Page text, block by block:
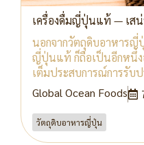
เครื่องดื่มญี่ปุ่นแท้ — เส
นอกจากวัตถุดิบอาหารญี่
ญี่ปุ่นแท้ ก็ถือเป็นอีกหนึ่ง
เต็มประสบการณ์การรั
Global Ocean Foods
วัตถุดิบอาหารญี่ปุ่น